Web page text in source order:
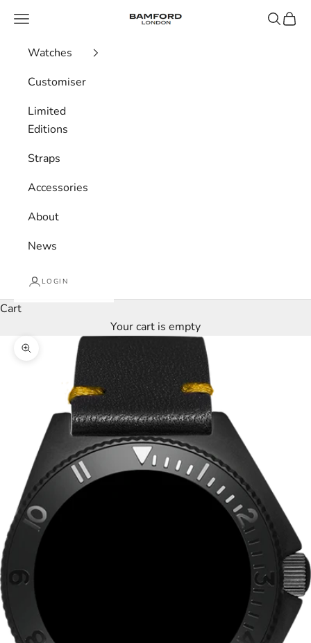
Bamford London
Navigation menu Search
Cart
Watches
Customiser
Limited
Editions
Straps
Accessories
About
News
LOGIN
Cart
Your cart is empty
Zoom picture